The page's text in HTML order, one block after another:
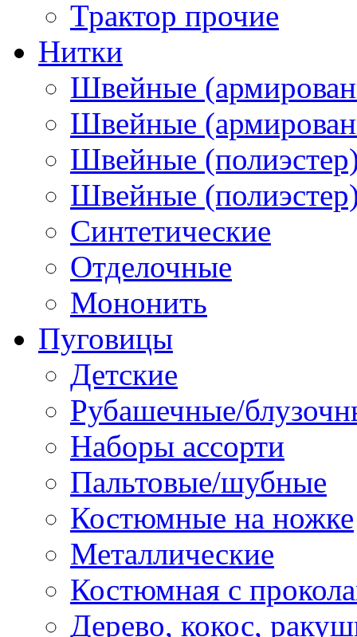
Трактор прочие
Нитки
Швейные
Швейные
Швейные
Швейные
Синтетические
Отделочные
Мононить
Пуговицы
Детские
Рубашечные/
Наборы ассорти
Пальтовые/шубные
Костюмные на ножке
Металлические
Костюмная с
Дерево, кокос,